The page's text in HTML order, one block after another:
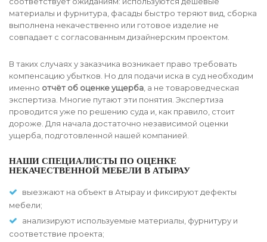
материалы и фурнитура, фасады быстро теряют вид, сборка
выполнена некачественно или готовое изделие не
совпадает с согласованным дизайнерским проектом.
В таких случаях у заказчика возникает право требовать
компенсацию убытков. Но для подачи иска в суд необходим
именно отчёт об оценке ущерба, а не товароведческая
экспертиза. Многие путают эти понятия. Экспертиза
проводится уже по решению суда и, как правило, стоит
дороже. Для начала достаточно независимой оценки
ущерба, подготовленной нашей компанией.
НАШИ СПЕЦИАЛИСТЫ ПО ОЦЕНКЕ
НЕКАЧЕСТВЕННОЙ МЕБЕЛИ В АТЫРАУ
выезжают на объект в Атырау и фиксируют дефекты
мебели;
анализируют используемые материалы, фурнитуру и
соответствие проекта;